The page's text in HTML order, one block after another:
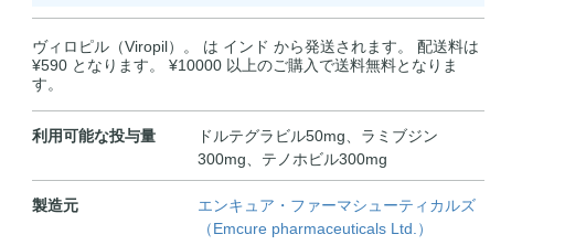
ヴィロピル（Viropil）。 は インド から発送されます。 配送料は
¥590 となります。 ¥10000 以上のご購入で送料無料となりま
す。
利用可能な投与量
ドルテグラビル50mg、ラミブジン
300mg、テノホビル300mg
製造元
エンキュア・ファーマシューティカルズ
（Emcure pharmaceuticals Ltd.）